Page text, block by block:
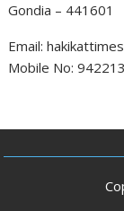
Gondia – 441601
Email:
Mobile No: